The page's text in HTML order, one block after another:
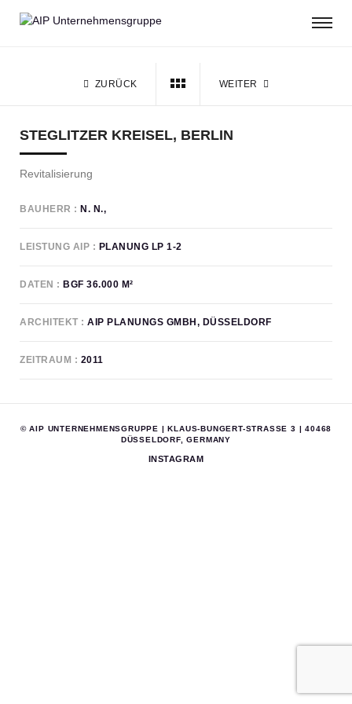
ZURÜCK WEITER
STEGLITZER KREISEL, BERLIN
Revitalisierung
BAUHERR N. N.
LEISTUNG AIP PLANUNG LP 1-2
DATEN BGF 36.000 M²
ARCHITEKT AIP PLANUNGS GMBH, DÜSSELDORF
ZEITRAUM 2011
© AIP UNTERNEHMENSGRUPPE | KLAUS-BUNGERT-STRASSE 3 | 40468 D
ÜSSELDORF, GERMANY
INSTAGRAM